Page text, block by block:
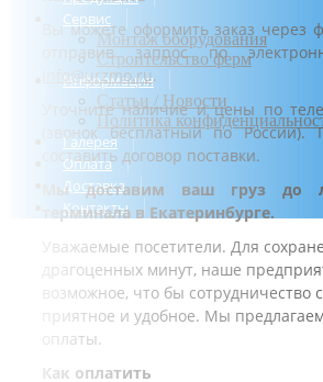
Сервис
Монтаж оборудования
Строительство ферм
Информация
Статьи / Новости
Политика
Галерея
Оплата
Доставка
Контакты
Вы можете оформить заказ через
отправив запрос по
info@urzmo.ru.
Уточните наличие и цены по
(звонок бесплатный по
составить договор поставки.
Мы доставим ваш груз до
терминала в Екатеринбурге.
Уважаемые посетители. Для
драгоценных минут, наше
возможное, что бы
приятное и удобное. Мы
оплаты.
Как оплатить